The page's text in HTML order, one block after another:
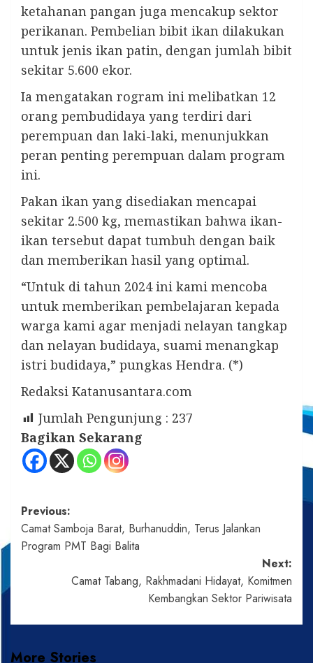
ketahanan pangan juga mencakup sektor
perikanan. Pembelian bibit ikan dilakukan
untuk jenis ikan patin, dengan jumlah bibit
sekitar 5.600 ekor.
Ia mengatakan rogram ini melibatkan 12
orang pembudidaya yang terdiri dari
perempuan dan laki-laki, menunjukkan
peran penting perempuan dalam program
ini.
Pakan ikan yang disediakan mencapai
sekitar 2.500 kg, memastikan bahwa ikan-
ikan tersebut dapat tumbuh dengan baik
dan memberikan hasil yang optimal.
“Untuk di tahun 2024 ini kami mencoba
untuk memberikan pembelajaran kepada
warga kami agar menjadi nelayan tangkap
dan nelayan budidaya, suami menangkap
istri budidaya,” pungkas Hendra. (*)
Redaksi Katanusantara.com
Jumlah Pengunjung : 237
Bagikan Sekarang
Post
navigation
Previous:
Camat Samboja Barat, Burhanuddin, Terus Jalankan
Program PMT Bagi Balita
Next:
Camat Tabang, Rakhmadani Hidayat, Komitmen
Kembangkan Sektor Pariwisata
More Stories